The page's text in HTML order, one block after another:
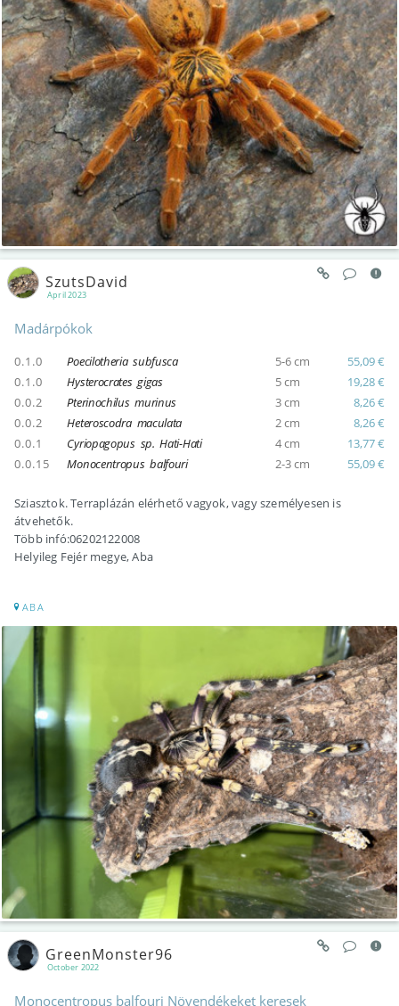
April 2023
SzutsDavid
Madárpókok
0.1.0 Poecilotheria subfusca 5-6 cm
55,09 €
0.1.0
Hysterocrates gigas 5 cm
19,28 €
0.0.2
Pterinochilus murinus 3 cm
8,26 €
0.0.2
Heteroscodra maculata 2 cm
8,26 €
0.0.1
Cyriopagopus sp. Hati-Hati 4 cm
13,77 €
0.0.15
Monocentropus balfouri 2-3 cm 55,09 €
Sziasztok. Terraplázán elérhető vagyok, vagy személyesen is
átvehetők.
Több infó:06202122008
Helyileg Fejér megye, Aba
ABA
October 2022
GreenMonster96
Monocentropus balfouri Növendékeket keresek